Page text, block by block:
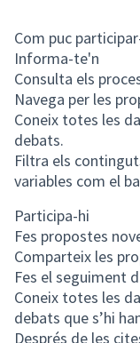
Com puc
Informa-te'n
Consulta els
Navega per les
Coneix totes les
debats.
Filtra els
variables com el
Participa-hi
Fes propostes
Comparteix les
Fes el seguiment
Coneix totes les
debats que s’hi
Després de les